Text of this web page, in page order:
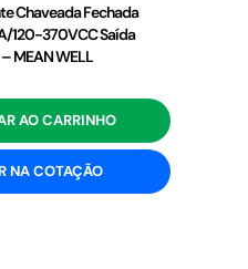
Chaveada Fechada
120-370VCC Saída
MEAN WELL
AO CARRINHO
NA COTAÇÃO